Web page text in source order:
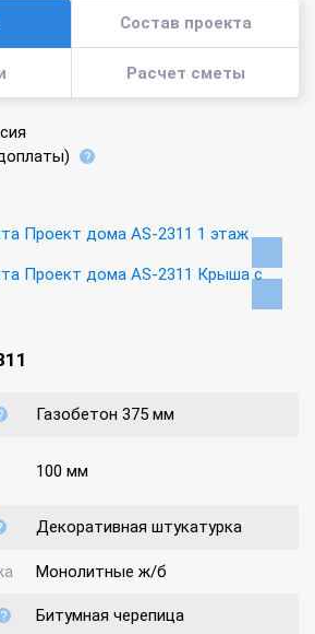
Состав проекта
Расчет сметы
Газобетон 375 мм
100 мм
Декоративная штукатурка
Монолитные ж/б
Битумная черепица